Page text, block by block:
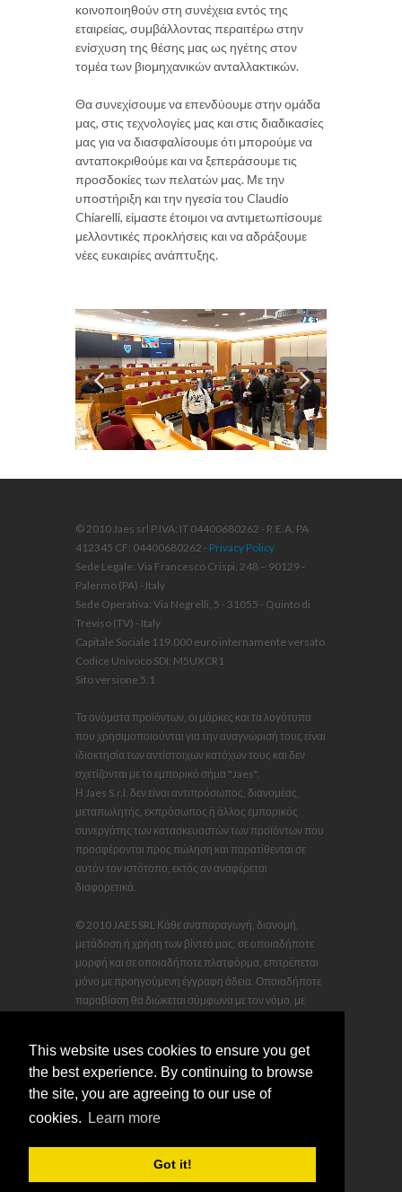
This website uses cookies to ensure you get
the best experience. By continuing to browse
the site, you are agreeing to our use of
cookies.
Learn more
Got it!
κοινοποιηθούν στη συνέχεια εντός της
εταιρείας, συμβάλλοντας περαιτέρω στην
ενίσχυση της θέσης μας ως ηγέτης στον
τομέα των βιομηχανικών ανταλλακτικών.
Θα συνεχίσουμε να επενδύουμε στην ομάδα
μας, στις τεχνολογίες μας και στις διαδικασίες
μας για να διασφαλίσουμε ότι μπορούμε να
ανταποκριθούμε και να ξεπεράσουμε τις
προσδοκίες των πελατών μας. Με την
υποστήριξη και την ηγεσία του Claudio
Chiarelli, είμαστε έτοιμοι να αντιμετωπίσουμε
μελλοντικές προκλήσεις και να αδράξουμε
νέες ευκαιρίες ανάπτυξης.
© 2010 Jaes srl P.IVA: IT 04400680262 - R.E.A. PA
412345 CF: 04400680262 - Privacy Policy
Sede Legale: Via Francesco Crispi, 248 – 90129 -
Palermo (PA) - Italy
Sede Operativa: Via Negrelli, 5 - 31055 - Quinto di
Treviso (TV) - Italy
Capitale Sociale 119.000 euro internamente versato
Codice Univoco SDI: M5UXCR1
Sito versione 5.1
Τα ονόματα προϊόντων, οι μάρκες και τα λογότυπα
που χρησιμοποιούνται για την αναγνώρισή τους είναι
ιδιοκτησία των αντίστοιχων κατόχων τους και δεν
σχετίζονται με το εμπορικό σήμα "Jaes".
Η Jaes S.r.l. δεν είναι αντιπρόσωπος, διανομέας,
μεταπωλητής, εκπρόσωπος ή άλλος εμπορικός
συνεργάτης των κατασκευαστών των προϊόντων που
προσφέρονται προς πώληση και παρατίθενται σε
αυτόν τον ιστότοπο, εκτός αν αναφέρεται
διαφορετικά.
© 2010 JAES SRL Κάθε αναπαραγωγή, διανομή,
μετάδοση ή χρήση των βίντεό μας, σε οποιαδήποτε
μορφή και σε οποιαδήποτε πλατφόρμα, επιτρέπεται
μόνο με προηγούμενη έγγραφη άδεια. Οποιαδήποτε
παραβίαση θα διώκεται σύμφωνα με τον νόμο, με